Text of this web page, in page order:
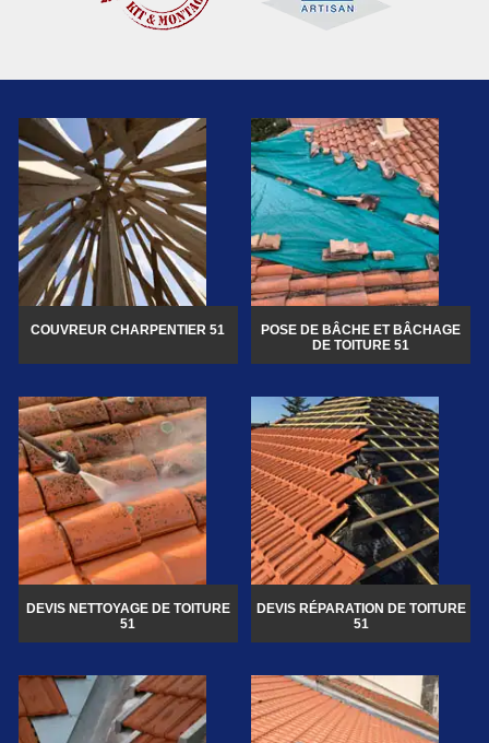
COUVREUR CHARPENTIER 51
POSE DE BÂCHE ET BÂCHAGE
DE TOITURE 51
DEVIS NETTOYAGE DE TOITURE
51
DEVIS RÉPARATION DE TOITURE
51